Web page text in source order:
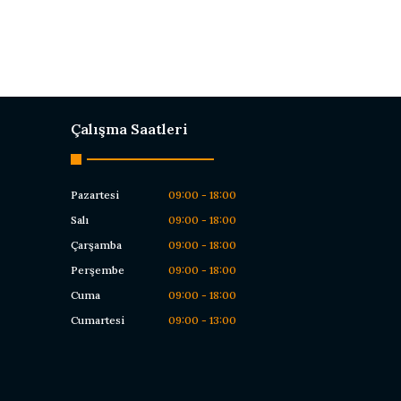
Çalışma Saatleri
Pazartesi
09:00 - 18:00
Salı
09:00 - 18:00
Çarşamba
09:00 - 18:00
Perşembe
09:00 - 18:00
Cuma
09:00 - 18:00
Cumartesi
09:00 - 13:00